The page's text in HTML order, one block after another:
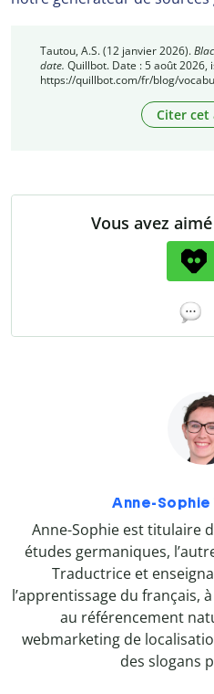
Tautou, A.S. (12 janvier 2026).
date. Quillbot. Date : 5 août 2026,
https://quillbot.com/fr/blog/
Citer cet
Vous avez
Anne-Sophie
Anne-Sophie est titulaire
études germaniques,
Traductrice et
l’apprentissage du français,
au référencement
webmarketing de
des slogans